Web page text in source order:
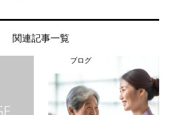
関連記事一覧
ブログ